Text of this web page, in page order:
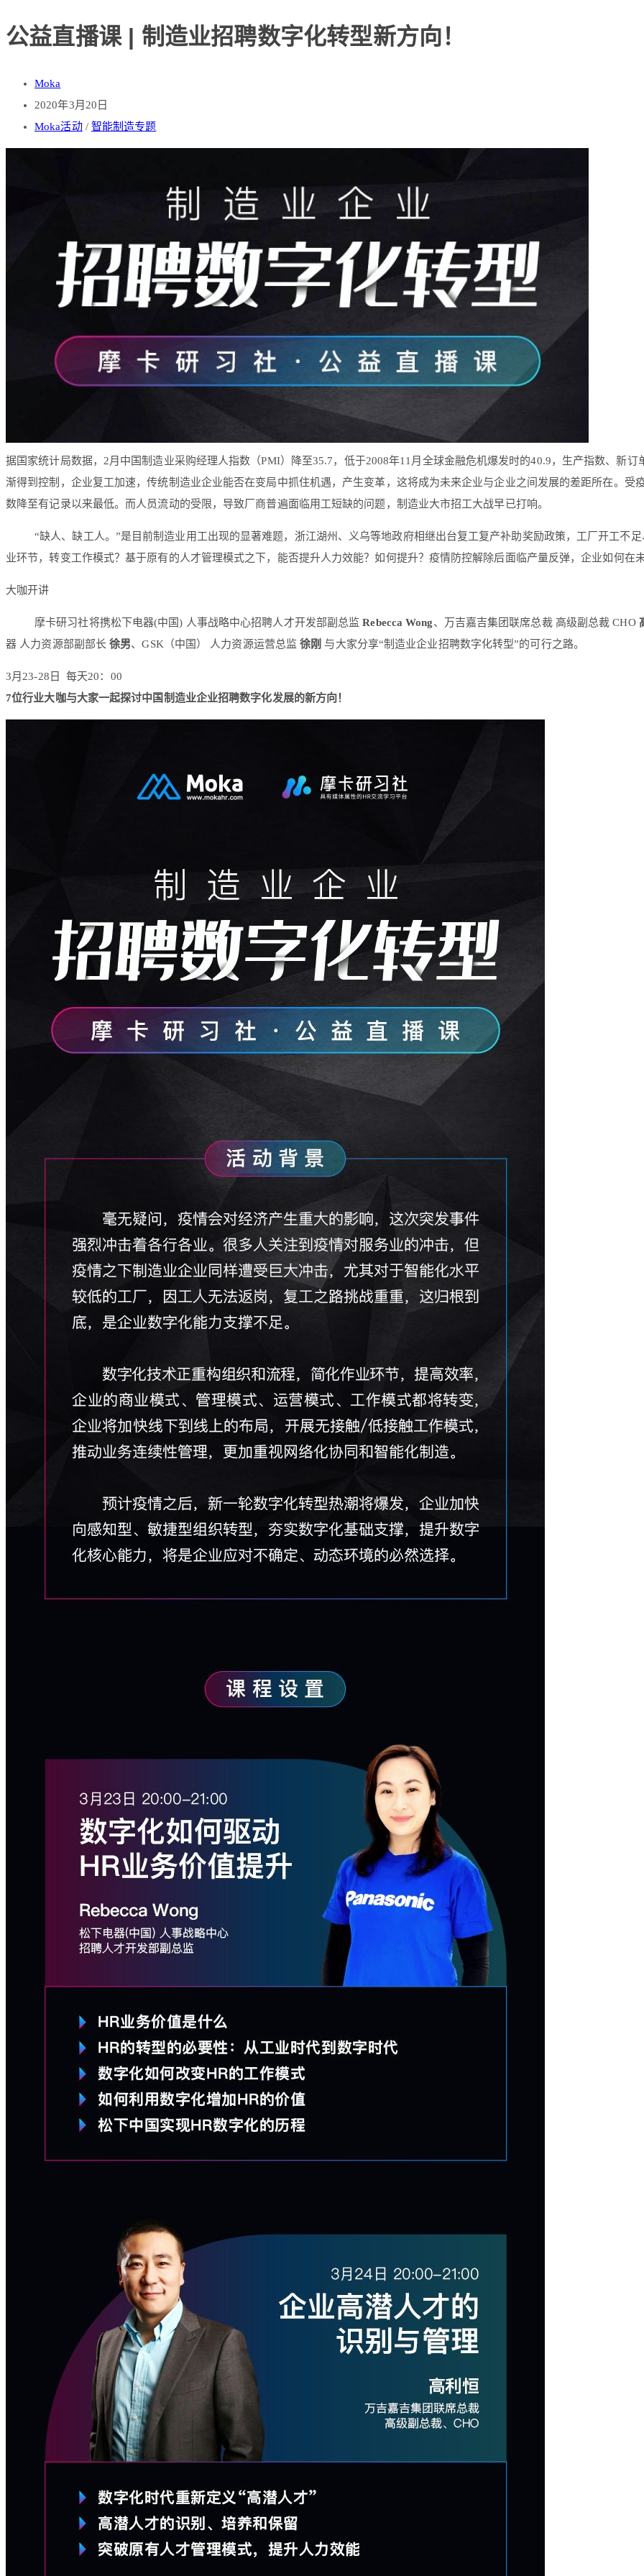
公益直播课 | 制造业招聘数字化转型新方向！
Moka
2020年3月20日
Moka活动/ 智能制造专题
据国家统计局数据，2月中国制造业采购经理人指数（PMI）降至35.7，低于2008年11月全球金融危机爆发时的40.9，生产指数、新
渐得到控制，企业复工加速，传统制造业企业能否在变局中抓住机遇，产生变革，这将成为未来企业与企业之间发展的差距所在。
数降至有记录以来最低。而人员流动的受限，导致厂商普遍面临用工短缺的问题，制造业大市招工大战早已打响。
“缺人、缺工人。”是目前制造业用工出现的显著难题，浙江湖州、义乌等地政府相继出台复工复产补助奖励政策，工厂开工不
业环节，转变工作模式？基于原有的人才管理模式之下，能否提升人力效能？如何提升？疫情防控解除后面临产量反弹，企业如何在
大咖开讲
摩卡研习社将携松下电器(中国) 人事战略中心招聘人才开发部副总监Rebecca Wong、万吉嘉吉集团联席总裁 高级副总裁 CHO
器 人力资源部副部长徐男、GSK（中国） 人力资源运营总监 徐刚 与大家分享“制造业企业招聘数字化转型”的可行之路。
3月23-28日 每天20：00
7位行业大咖与大家一起探讨中国制造业企业招聘数字化发展的新方向！